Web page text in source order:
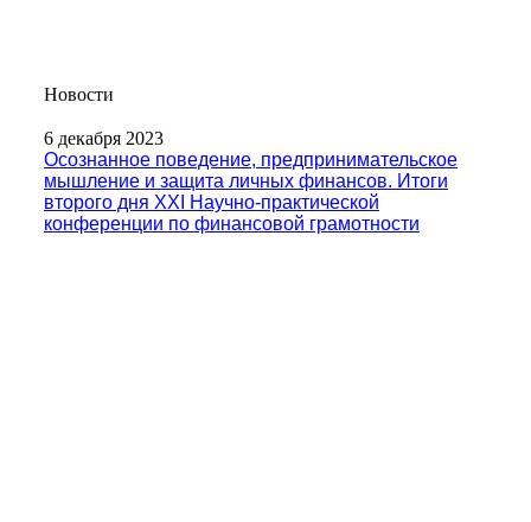
Новости
6 декабря 2023
Осознанное поведение, предпринимательское
мышление и защита личных финансов. Итоги
второго дня XXI Научно-практической
конференции по финансовой грамотности